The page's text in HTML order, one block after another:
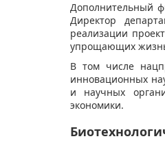
Дополнительный
Директор
реализации
упрощающих
В том числе
инновационных
и научных
экономики.